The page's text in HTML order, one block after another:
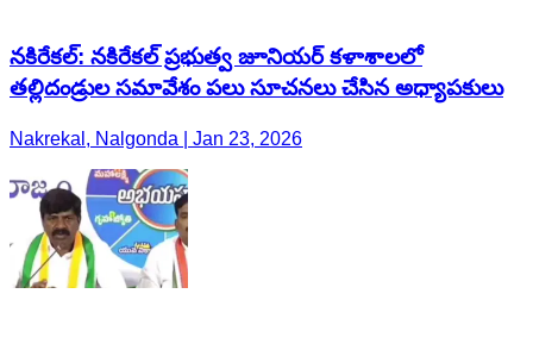
నకిరేకల్: నకిరేకల్ ప్రభుత్వ జూనియర్ కళాశాలలో
తల్లిదండ్రుల సమావేశం పలు సూచనలు చేసిన అధ్యాపకులు
Nakrekal, Nalgonda | Jan 23, 2026